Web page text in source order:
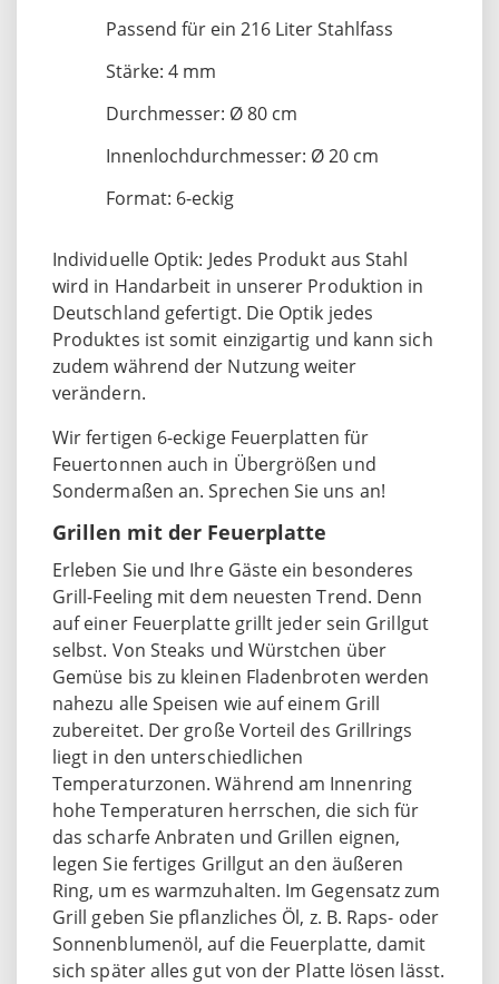
Passend für ein 216 Liter Stahlfass
Stärke: 4 mm
Durchmesser: Ø 80 cm
Innenlochdurchmesser: Ø 20 cm
Format: 6-eckig
Individuelle Optik: Jedes Produkt aus Stahl
wird in Handarbeit in unserer Produktion in
Deutschland gefertigt. Die Optik jedes
Produktes ist somit einzigartig und kann sich
zudem während der Nutzung weiter
verändern.
Wir fertigen 6-eckige Feuerplatten für
Feuertonnen auch in Übergrößen und
Sondermaßen an. Sprechen Sie uns an!
Grillen mit der Feuerplatte
Erleben Sie und Ihre Gäste ein besonderes
Grill-Feeling mit dem neuesten Trend. Denn
auf einer Feuerplatte grillt jeder sein Grillgut
selbst. Von Steaks und Würstchen über
Gemüse bis zu kleinen Fladenbroten werden
nahezu alle Speisen wie auf einem Grill
zubereitet. Der große Vorteil des Grillrings
liegt in den unterschiedlichen
Temperaturzonen. Während am Innenring
hohe Temperaturen herrschen, die sich für
das scharfe Anbraten und Grillen eignen,
legen Sie fertiges Grillgut an den äußeren
Ring, um es warmzuhalten. Im Gegensatz zum
Grill geben Sie pflanzliches Öl, z. B. Raps- oder
Sonnenblumenöl, auf die Feuerplatte, damit
sich später alles gut von der Platte lösen lässt.